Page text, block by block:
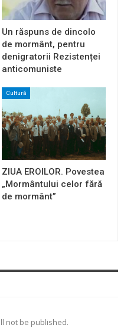
Un răspuns de dincolo
de mormânt, pentru
denigratorii Rezistenței
anticomuniste
Cultură
ZIUA EROILOR. Povestea
„Mormântului celor fără
de mormânt”
not be published.